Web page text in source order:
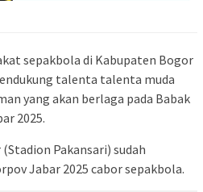
sepakbola di Kabupaten Bogor
talenta talenta muda
yang akan berlaga pada Babak
2025.
Pakansari) sudah
Jabar 2025 cabor sepakbola.